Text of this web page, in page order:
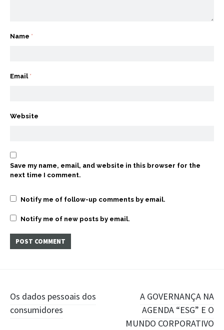
Name *
Email *
Website
Save my name, email, and website in this browser for the
next time I comment.
Notify me of follow-up comments by email.
Notify me of new posts by email.
Post
navigation
Os dados pessoais dos
consumidores
A GOVERNANÇA NA
AGENDA “ESG” E O
MUNDO CORPORATIVO